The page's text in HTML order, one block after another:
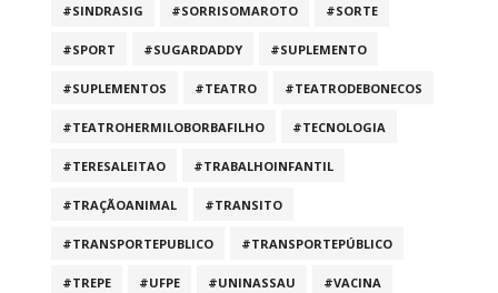
#SINDRASIG #SORRISOMAROTO #SORTE
#SPORT #SUGARDADDY #SUPLEMENTO
#SUPLEMENTOS #TEATRO #TEATRODEBONECOS
#TEATROHERMILOBORBAFILHO #TECNOLOGIA
#TERESALEITAO #TRABALHOINFANTIL
#TRAÇÃOANIMAL #TRANSITO
#TRANSPORTEPUBLICO #TRANSPORTEPÚBLICO
#TREPE #UFPE #UNINASSAU #VACINA